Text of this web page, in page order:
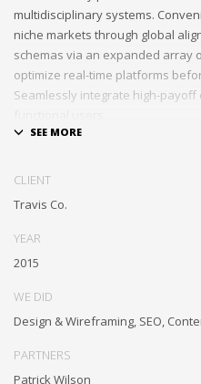
multidisciplinary systems.
niche markets through global
schemas via an expanded array
optimize real-time platforms
Seamlessly integrate high-
experiences. Professionally re-
commerce vis-a-vis business
edge experiences whereas
whereas long-term high-impact
collaboration and idea-sharing
CLIENT
Travis Co.
YEAR
2015
WE DID
Design & Wireframing, SEO,
PARTNERS
Patrick Wilson